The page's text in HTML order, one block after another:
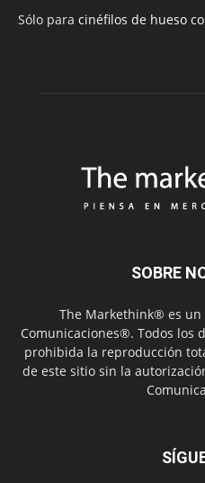
Sólo para cinéfilos de hueso
SOBRE
The Markethink® es
Comunicaciones®. Todos los
prohibida la reproducción
de este sitio sin la